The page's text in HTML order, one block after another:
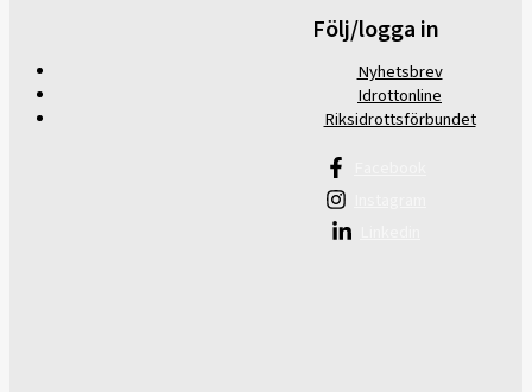
Följ/logga in
Nyhetsbrev
Idrottonline
Riksidrottsförbundet